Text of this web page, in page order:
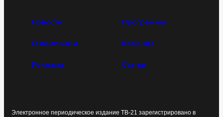
Новости Программы
О компании Команда
Реклама Статьи
Электронное периодическое издание ТВ-21 зарегистрировано в